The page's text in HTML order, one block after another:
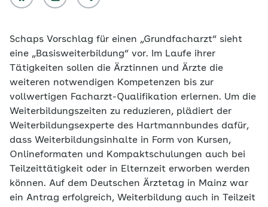
Schaps Vorschlag für einen „Grundfacharzt“ sieht
eine „Basisweiterbildung“ vor. Im Laufe ihrer
Tätigkeiten sollen die Ärztinnen und Ärzte die
weiteren notwendigen Kompetenzen bis zur
vollwertigen Facharzt-Qualifikation erlernen. Um die
Weiterbildungszeiten zu reduzieren, plädiert der
Weiterbildungsexperte des Hartmannbundes dafür,
dass Weiterbildungsinhalte in Form von Kursen,
Onlineformaten und Kompaktschulungen auch bei
Teilzeittätigkeit oder in Elternzeit erworben werden
können. Auf dem Deutschen Ärztetag in Mainz war
ein Antrag erfolgreich, Weiterbildung auch in Teilzeit